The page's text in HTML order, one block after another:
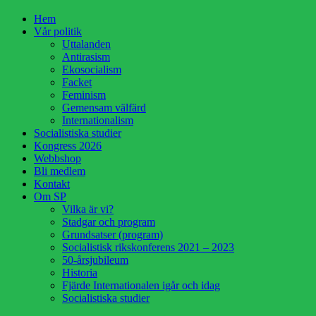
HoppaHem
Vår politik
Uttalanden
Antirasism
Ekosocialism
Facket
Feminism
Gemensam välfärd
Internationalism
Socialistiska studier
Kongress 2026
Webbshop
Bli medlem
Kontakt
Om SP
Vilka är vi?
Stadgar och program
Grundsatser (program)
Socialistisk rikskonferens 2021 – 2023
50-årsjubileum
Historia
Fjärde Internationalen igår och idag
Socialistiska studier